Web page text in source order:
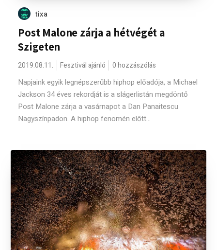
tixa
Post Malone zárja a hétvégét a
Szigeten
2019.08.11. Fesztivál ajánló 0 hozzászólás
Napjaink egyik legnépszerűbb hiphop előadója, a Michael
Jackson 34 éves rekordját is a slágerlistán megdöntő
Post Malone zárja a vasárnapot a Dan Panaitescu
Nagyszínpadon. A hiphop fenomén előtt...